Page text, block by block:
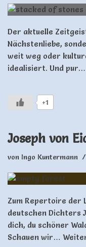
Der aktuelle
Nächstenliebe,
weit weg oder
idealisiert. Und
+1
Joseph von
von Ingo Kuntermann
Zum Repertoire der
deutschen Dichters
dich, du schöner
Schauen wir…